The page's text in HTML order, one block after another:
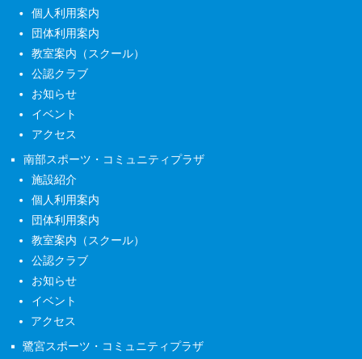
個人利用案内
団体利用案内
教室案内（スクール）
公認クラブ
お知らせ
イベント
アクセス
南部スポーツ・コミュニティプラザ
施設紹介
個人利用案内
団体利用案内
教室案内（スクール）
公認クラブ
お知らせ
イベント
アクセス
鷺宮スポーツ・コミュニティプラザ